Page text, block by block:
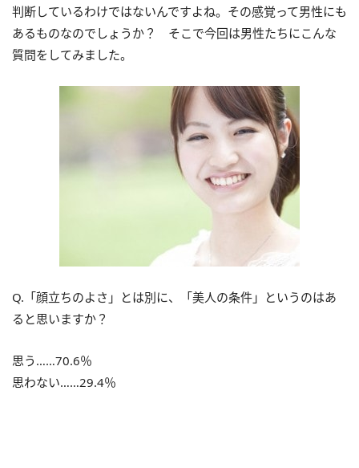
判断しているわけではないんですよね。その感覚って男性にも
あるものなのでしょうか？ そこで今回は男性たちにこんな
質問をしてみました。
Q.「顔立ちのよさ」とは別に、「美人の条件」というのはあ
ると思いますか？
思う……70.6％
思わない……29.4％